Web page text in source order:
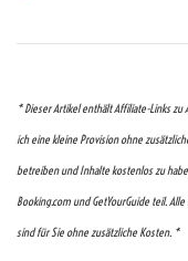
* Dieser Artikel enthält Affiliate-Links zu
ich eine kleine Provision ohne
betreiben und Inhalte kostenlos zu
Booking.com und GetYourGuide teil.
sind für Sie ohne zusätzliche Kosten. *